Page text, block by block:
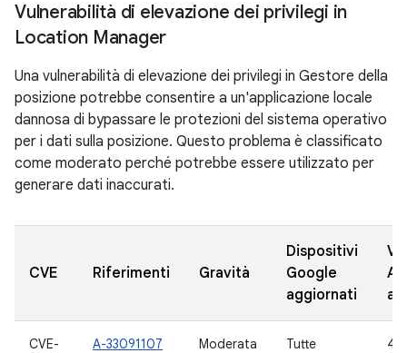
Vulnerabilità di elevazione dei privilegi in
Location Manager
Una vulnerabilità di elevazione dei privilegi in Gestore della
posizione potrebbe consentire a un'applicazione locale
dannosa di bypassare le protezioni del sistema operativo
per i dati sulla posizione. Questo problema è classificato
come moderato perché potrebbe essere utilizzato per
generare dati inaccurati.
CVE Riferimenti Gravità
Dispositivi
Google
aggiornati
CVE-
A-33091107 Moderata Tutte